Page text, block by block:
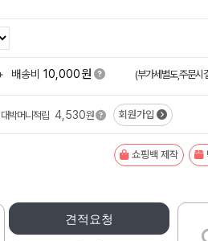
배송비 10,000원 (부가세별도,주문시
대박머니적립 4,530원 회원가입
쇼핑백 제작
견적요청